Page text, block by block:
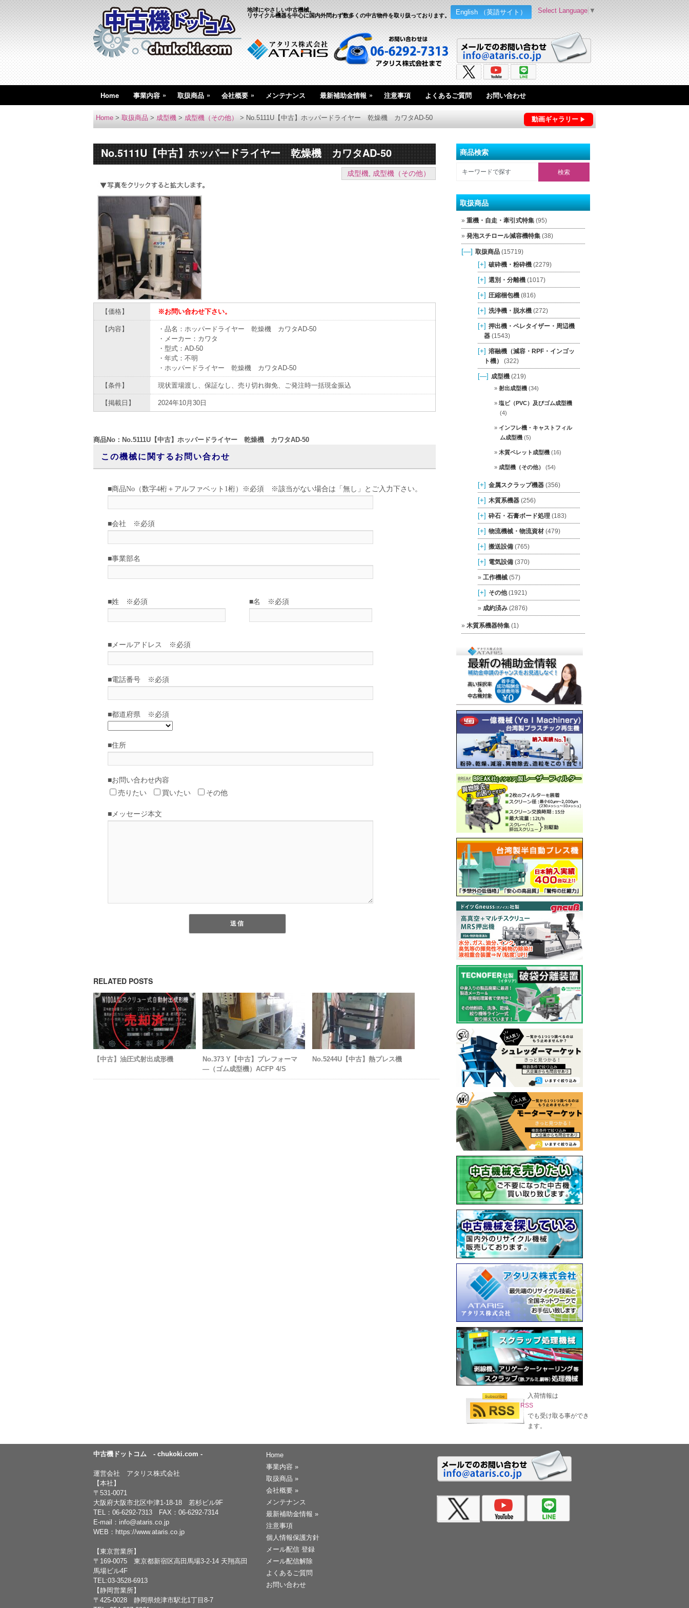
English （英語サイト）
地球にやさしい中古機械。
リサイクル機器を中心に国内外問わず数多くの中古物件を取り扱っております。
Select Language ▼
Home 事業内容 » 取扱商品 » 会社概要 » メンテナンス 最新補助金情報 » 注意事項 よくあるご質問 お問い合わせ
動画ギャラリー
Home > 取扱商品 > 成型機 > 成型機（その他） > No.5111U【中古】ホッパードライヤー 乾燥機 カワタAD-50
No.5111U【中古】ホッパードライヤー 乾燥機 カワタAD-50
成型機, 成型機（その他）
【価格】 ※お問い合わせ下さい。
【内容】
・品名：ホッパードライヤー 乾燥機 カワタAD-50
・メーカー：カワタ
・型式：AD-50
・年式：不明
・ホッパードライヤー 乾燥機 カワタAD-50
【条件】 現状置場渡し、保証なし、売り切れ御免、ご発注時一括現金振込
【掲載日】 2024年10月30日
商品No：No.5111U【中古】ホッパードライヤー 乾燥機 カワタAD-50
この機械に関するお問い合わせ
RELATED POSTS
【中古】油圧式射出成形機
No.373 Y【中古】プレフォーマ
―（ゴム成型機）ACFP 4/S
No.5244U【中古】熱プレス機
商品検索
取扱商品
重機・自走・牽引式特集(95)
発泡スチロール減容機特集(38)
[—] 取扱商品(15719)
[+] 破砕機・粉砕機(2279)
[+] 選別・分離機(1017)
[+] 圧縮梱包機(816)
[+] 洗浄機・脱水機(272)
[+] 押出機・ペレタイザー・周辺機
器(1543)
[+] 溶融機（減容・RPF・インゴッ
ト機）
(322)
[—] 成型機(219)
射出成型機(34)
塩ビ（PVC）及びゴム成型機
(4)
インフレ機・キャストフィル
ム成型機(5)
木質ペレット成型機(16)
成型機（その他） (54)
[+] 金属スクラップ機器(356)
[+] 木質系機器(256)
[+] 砕石・石膏ボード処理(183)
[+] 物流機械・物流資材(479)
[+] 搬送設備(765)
[+] 電気設備(370)
工作機械(57)
[+] その他(1921)
成約済み(2876)
木質系機器特集(1)
入荷情報は
RSS
でも受け取る事ができ
ます。
中古機ドットコム - chukoki.com -
運営会社 アタリス株式会社
【本社】
〒531-0071
大阪府大阪市北区中津1-18-18 若杉ビル9F
TEL： 06-6292-7313 FAX：06-6292-7314
E-mail： info@ataris.co.jp
WEB： https://www.ataris.co.jp
【東京営業所】
〒169-0075 東京都新宿区高田馬場3-2-14 天翔高田
馬場ビル4F
TEL:03-3528-6913
【静岡営業所】
〒425-0028 静岡県焼津市駅北1丁目8-7
Home
事業内容 »
取扱商品 »
会社概要 »
メンテナンス
最新補助金情報 »
注意事項
個人情報保護方針
メール配信 登録
メール配信解除
よくあるご質問
お問い合わせ